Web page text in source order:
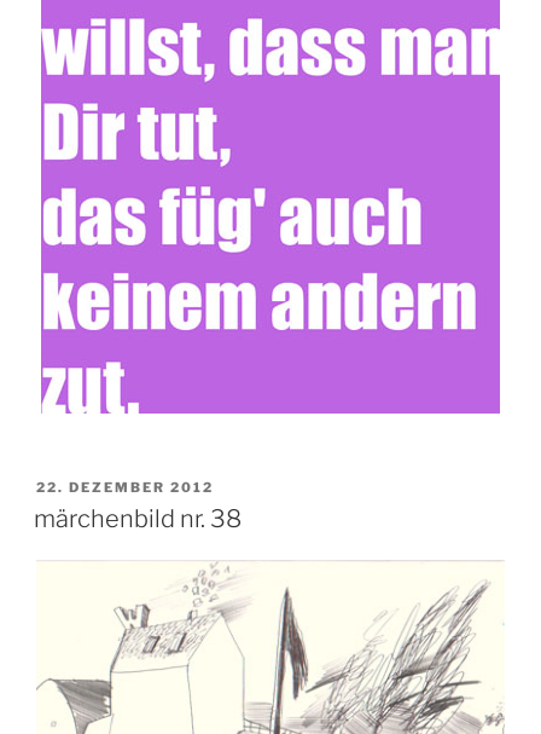
VERÖFFENTLICHT
AM
22. DEZEMBER 2012
märchenbild nr. 38